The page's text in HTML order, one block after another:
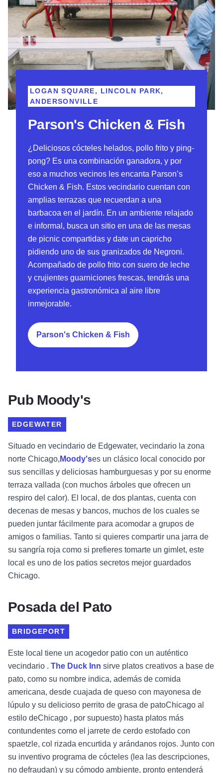
Parson's Chicken & Fish
LOGAN SQUARE, LINCOLN PARK,
ANDERSONVILLE
¿Deliciosos cócteles helados, pollo frito y ping-
pong? Es una combinación ganadora, y por
eso a muchos vecinos les encanta Parson’s
Chicken & Fish. Estos vecindario cuentan con
amplias terrazas que recuerdan a una
barbacoa en el jardín. En un ambiente relajado
e informal, busca un sitio en una de las mesas
de picnic compartidas y date un capricho
pidiendo uno de sus granizados de Negroni.
Acompañado de pollo frito con suero de leche
y crujientes guarniciones frescas, tendrás una
experiencia gastronómica al aire libre
inmejorable.
Parson's Chicken & Fish
Pub Moody's
EDGEWATER
Situado en vecindario de Edgewater, vecindario la zona
norte Chicago, Moody'ses un clásico local conocido por
sus sencillas y deliciosas hamburguesas y por su enorme
terraza vallada (con muchos árboles que ofrecen un
respiro del calor). El local, de dos plantas, cuenta con
decenas de mesas y bancos, muchos de los cuales se
pueden juntar fácilmente para acomodar a grupos de
amigos o familias. Tanto si quieres compartir una jarra de
su sangría roja como si prefieres tomarte un gimlet, este
local es uno de los patios secretos mejor guardados
Chicago.
Posada del Pato
BRIDGEPORT
Este local tiene un acogedor patio con un auténtico
vecindario . The Duck Inn sirve platos creativos a base de
pato, como su nombre indica, además de comida
americana, desde cuajada de queso con mayonesa de
lúpulo y su delicioso perrito de grasa de patoChicago al
estilo deChicago , por supuesto) hasta platos más
contundentes como el jarrete de cerdo estofado con
spaetzle, col rizada encurtida y arándanos rojos. Junto con
su inventivo programa de cócteles (lea las descripciones,
no defraudan) y su cómodo ambiente, pronto entenderá